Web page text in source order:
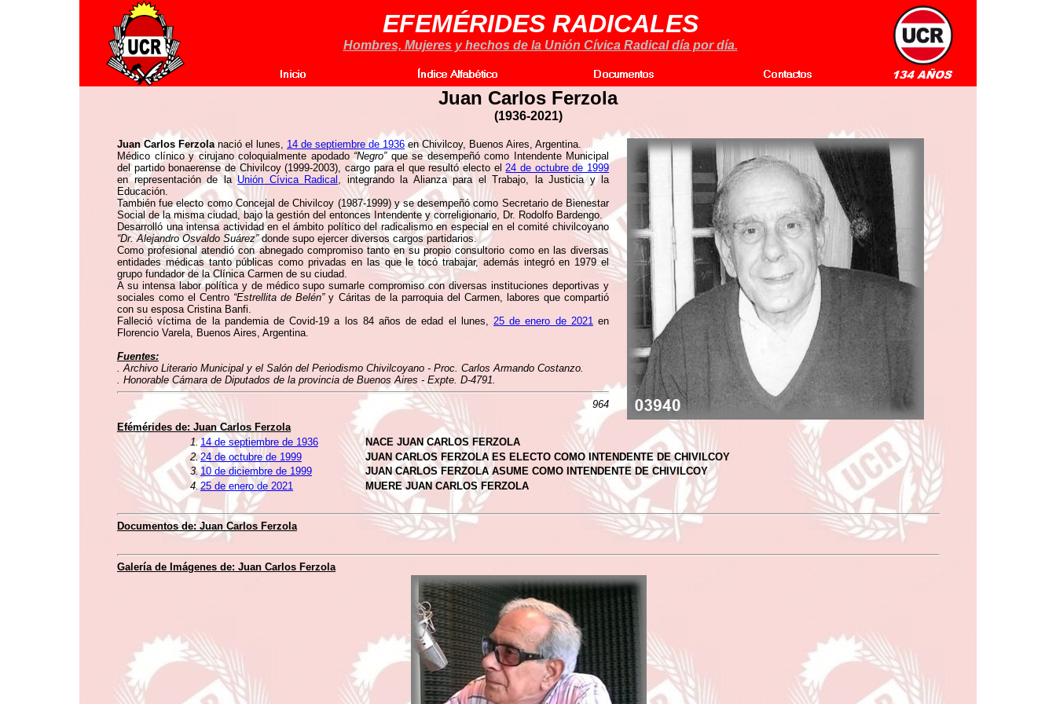
EFEMÉRIDES RADICALES
Hombres, Mujeres y hechos de la Unión Cívica Radical día por día.
Juan Carlos Ferzola
(1936-2021)
Juan Carlos Ferzolanació el lunes, 14 de septiembre de 1936en Chivilcoy, Buenos Aires, Argentina.
Médico clínico y cirujano coloquialmente apodado “Negro”que se desempeñó como Intendente Municipal
del partido bonaerense de Chivilcoy (1999-2003), cargo para el que resultó electo el24 de octubre de 1999
en representación de laUnión Cívica Radical , integrando la Alianza para el Trabajo, la Justicia y la
Educación.
También fue electo como Concejal de Chivilcoy (1987-1999) y se desempeñó como Secretario de Bienestar
Social de la misma ciudad, bajo la gestión del entonces Intendente y correligionario, Dr. Rodolfo Bardengo.
Desarrolló una intensa actividad en el ámbito político del radicalismo en especial en el comité chivilcoyano
“Dr. Alejandro Osvaldo Suárez”donde supo ejercer diversos cargos partidarios.
Como profesional atendió con abnegado compromiso tanto en su propio consultorio como en las diversas
entidades médicas tanto públicas como privadas en las que le tocó trabajar, además integró en 1979 el
grupo fundador de la Clínica Carmen de su ciudad.
A su intensa labor política y de médico supo sumarle compromiso con diversas instituciones deportivas y
sociales como el Centro “Estrellita de Belén”y Cáritas de la parroquia del Carmen, labores que compartió
con su esposa Cristina Banfi.
Falleció víctima de la pandemia de Covid-19 a los 84 años de edad el lunes, 25 de enero de 2021en
Florencio Varela, Buenos Aires, Argentina.
Fuentes:
. Archivo Literario Municipal y el Salón del Periodismo Chivilcoyano - Proc. Carlos Armando Costanzo.
. Honorable Cámara de Diputados de la provincia de Buenos Aires - Expte. D-4791.
964
Efémérides de: Juan Carlos Ferzola
1.14 de septiembre de 1936
NACE JUAN CARLOS FERZOLA
2.24 de octubre de 1999
JUAN CARLOS FERZOLA ES ELECTO COMO INTENDENTE DE CHIVILCOY
3.10 de diciembre de 1999
JUAN CARLOS FERZOLA ASUME COMO INTENDENTE DE CHIVILCOY
4.25 de enero de 2021 MUERE JUAN CARLOS FERZOLA
Documentos de: Juan Carlos Ferzola
Galería de Imágenes de: Juan Carlos Ferzola